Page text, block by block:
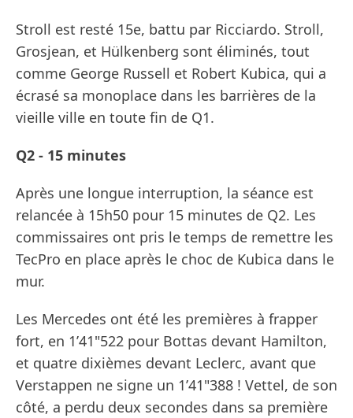
Stroll est resté 15e, battu par Ricciardo. Stroll,
Grosjean, et Hülkenberg sont éliminés, tout
comme George Russell et Robert Kubica, qui a
écrasé sa monoplace dans les barrières de la
vieille ville en toute fin de Q1.
Q2 - 15 minutes
Après une longue interruption, la séance est
relancée à 15h50 pour 15 minutes de Q2. Les
commissaires ont pris le temps de remettre les
TecPro en place après le choc de Kubica dans le
mur.
Les Mercedes ont été les premières à frapper
fort, en 1’41"522 pour Bottas devant Hamilton,
et quatre dixièmes devant Leclerc, avant que
Verstappen ne signe un 1’41"388 ! Vettel, de son
côté, a perdu deux secondes dans sa première